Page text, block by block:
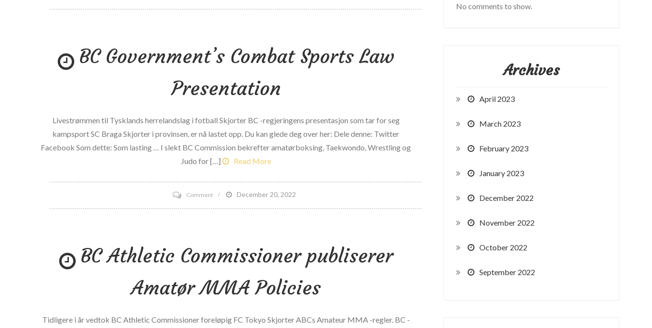
Domstolen
-
spillerens
etter
ha
funnet
pensjoniststyret
misbrukte
delvis
av
avhengig
fra
den
beholdt
BC Government’s Combat Sports Law
Presentation
Livestrømmen til Tysklands herrelandslag i fotball Skjorter BC -regjeringens presentasjon som tar for seg
kampsport SC Braga Skjorter i provinsen, er nå lastet opp. Du kan glede deg over her: Dele denne: Twitter
Facebook Som dette: Som lasting … I slekt BC Commission bekrefter amatørboksing, Taekwondo, Wrestling og
Judo for […]
Read More
Commenton
BC
Law
December 20, 2022
BC Athletic Commissioner publiserer
Amatør MMA Policies
Tidligere i år vedtok BC Athletic Commissioner foreløpig FC Tokyo Skjorter ABCs Amateur MMA -regler. BC -
No comments to show.
Archives
April 2023
March 2023
February 2023
January 2023
December 2022
November 2022
October 2022
September 2022